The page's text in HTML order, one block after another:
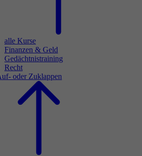
alle Kurse
Finanzen & Geld
Gedächtnistraining
Recht
oder Zuklappen